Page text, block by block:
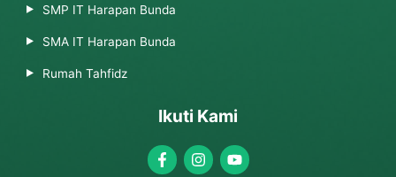
SMP IT Harapan Bunda
SMA IT Harapan Bunda
Rumah Tahfidz
Ikuti Kami